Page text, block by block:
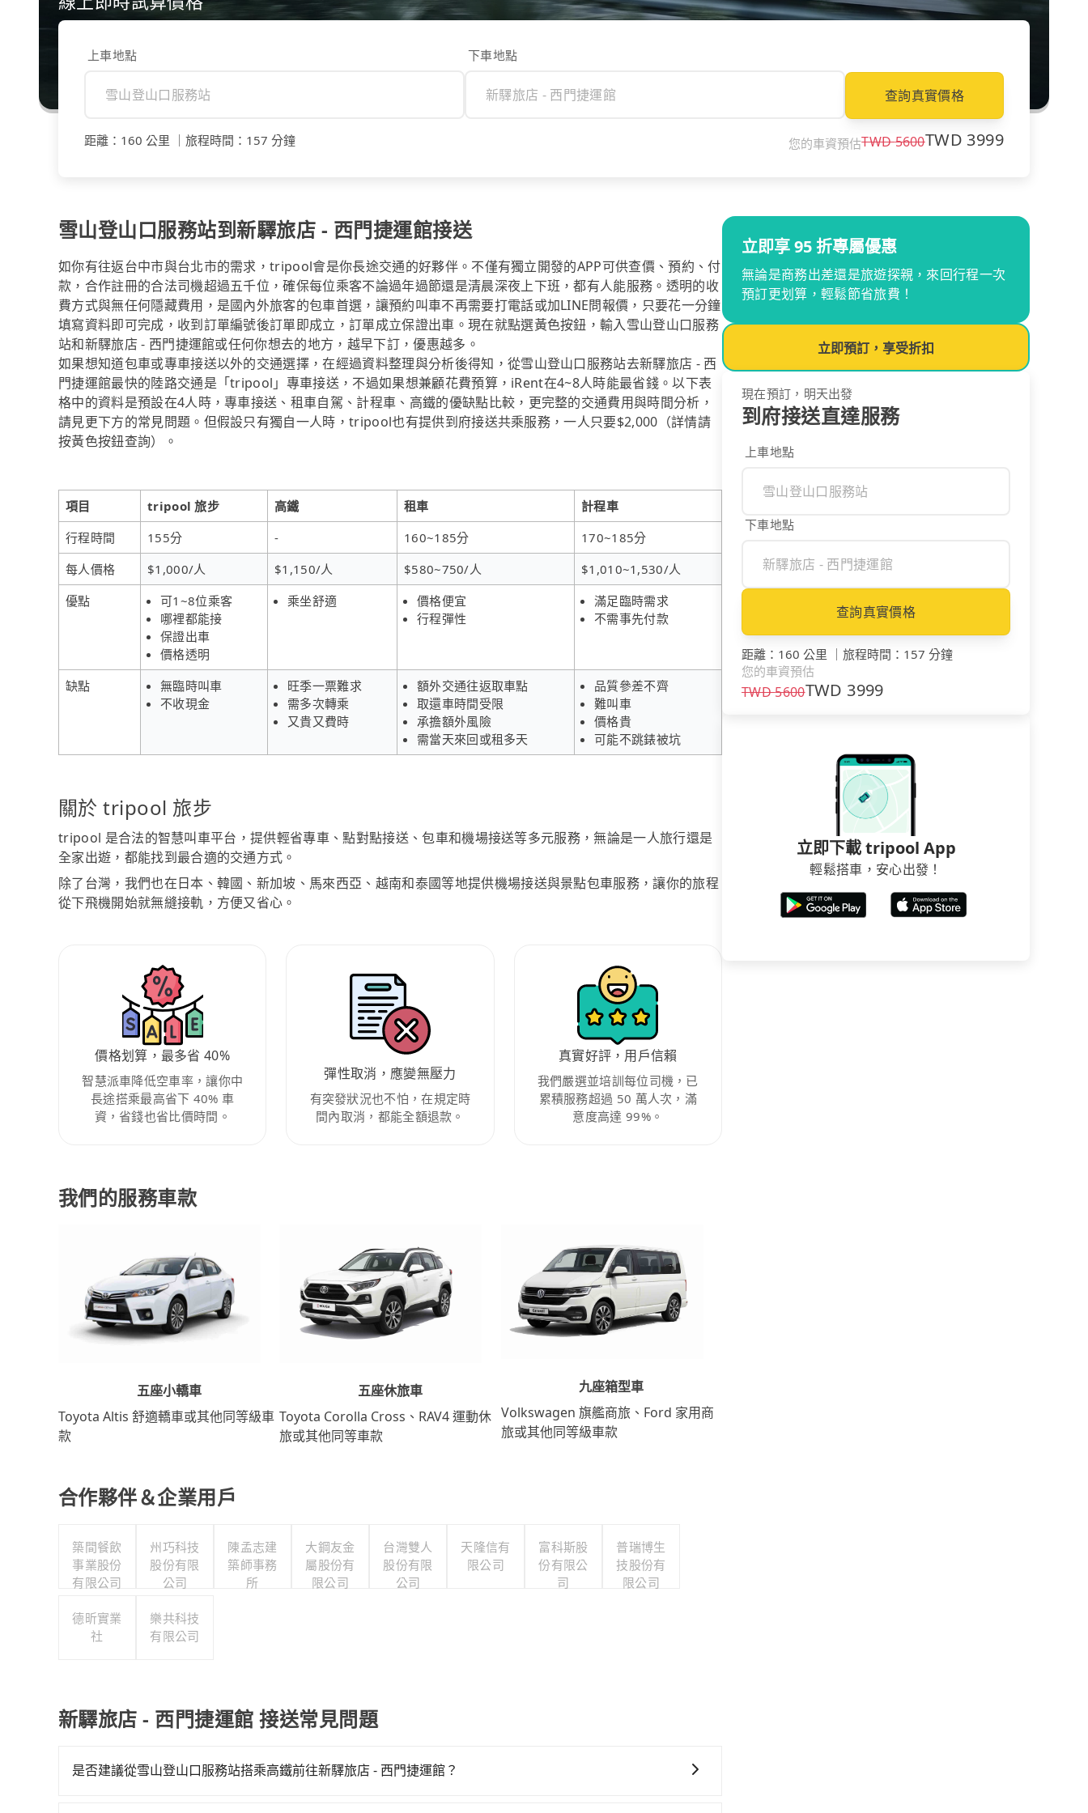
上車地點 下車地點
查詢真實價格
距離 ： 160 公里 旅程時間 ： 157 分鐘 您的車資預估TWD5600TWD 3999
雪山登山口服務站到新驛旅店 - 西門捷運館接送
如你有往返台中市與台北市的需求，tripool會是你長途交通的好夥伴。不僅有獨立開發的APP可供查價、預約、付
款，合作註冊的合法司機超過五千位，確保每位乘客不論過年過節還是清晨深夜上下班，都有人能服務。透明的收
費方式與無任何隱藏費用，是國內外旅客的包車首選，讓預約叫車不再需要打電話或加LINE問報價，只要花一分鐘
填寫資料即可完成，收到訂單編號後訂單即成立，訂單成立保證出車。現在就點選黃色按鈕，輸入雪山登山口服務
站和新驛旅店 - 西門捷運館或任何你想去的地方，越早下訂，優惠越多。
如果想知道包車或專車接送以外的交通選擇，在經過資料整理與分析後得知，從雪山登山口服務站去新驛旅店 - 西
門捷運館最快的陸路交通是「tripool」專車接送，不過如果想兼顧花費預算，iRent在4~8人時能最省錢。以下表
格中的資料是預設在4人時，專車接送、租車自駕、計程車、高鐵的優缺點比較，更完整的交通費用與時間分析，
請見更下方的常見問題。但假設只有獨自一人時，tripool也有提供到府接送共乘服務，一人只要$2,000（詳情請
按黃色按鈕查詢）。
項目 tripool 旅步 高鐵 租車
計程車
行程時間
155分 - 160~185分
170~185分
每人價格
$1,000/人 $1,150/人 $580~750/人
$1,010~1,530/人
優點
可1~8位乘客
哪裡都能接
保證出車
價格透明
乘坐舒適
價格便宜
行程彈性
滿足臨時需求
不需事先付款
缺點
無臨時叫車
不收現金
旺季一票難求
需多次轉乘
又貴又費時
額外交通往返取車點
取還車時間受限
承擔額外風險
需當天來回或租多天
品質參差不齊
難叫車
價格貴
可能不跳錶被坑
關於 tripool 旅步
tripool 是合法的智慧叫車平台，提供輕省專車、點對點接送、包車和機場接送等多元服務，無論是一人旅行還是
全家出遊，都能找到最合適的交通方式。
除了台灣，我們也在日本、韓國、新加坡、馬來西亞、越南和泰國等地提供機場接送與景點包車服務，讓你的旅程
從下飛機開始就無縫接軌，方便又省心。
價格划算，最多省 40%
智慧派車降低空車率，讓你中
長途搭乘最高省下 40% 車
資，省錢也省比價時間。
彈性取消，應變無壓力
有突發狀況也不怕，在規定時
間內取消，都能全額退款。
真實好評，用戶信賴
我們嚴選並培訓每位司機，已
累積服務超過 50 萬人次，滿
意度高達 99%。
我們的服務車款
五座小轎車
Toyota Altis 舒適轎車或其他同等級車
款
五座休旅車
Toyota Corolla Cross、RAV4 運動休
旅或其他同等車款
九座箱型車
Volkswagen 旗艦商旅、Ford 家用商
旅或其他同等級車款
合作夥伴＆企業用戶
築間餐飲
事業股份
有限公司
州巧科技
股份有限
公司
陳孟志建
築師事務
所
大鋼友金
屬股份有
限公司
台灣雙人
股份有限
公司
天隆信有
限公司
富科斯股
份有限公
司
普瑞博生
技股份有
限公司
德昕實業
社
樂共科技
有限公司
新驛旅店 - 西門捷運館 接送常見問題
是否建議從雪山登山口服務站搭乘高鐵前往新驛旅店 - 西門捷運館？
立即享 95 折專屬優惠
無論是商務出差還是旅遊探親，來回行程一次
預訂更划算，輕鬆節省旅費！
立即預訂，享受折扣
現在預訂，明天出發
到府接送直達服務
上車地點
下車地點
查詢真實價格
距離 ： 160 公里 ｜ 旅程時間 ： 157 分鐘
您的車資預估
TWD5600TWD 3999
立即下載 tripool App
輕鬆搭車，安心出發！